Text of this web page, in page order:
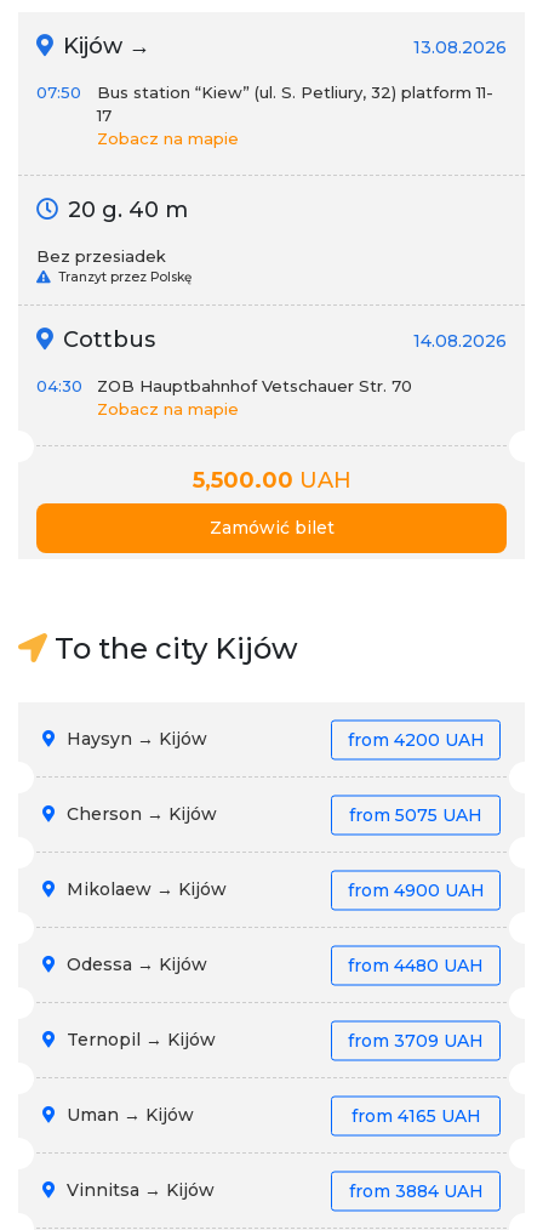
Kijów → 13.08.2026
07:50
Bus station “Kiew” (ul. S. Petliury, 32) platform 11-
17
Zobacz na mapie
20 g. 40 m
Bez przesiadek
Tranzyt przez Polskę
Cottbus 14.08.2026
04:30
ZOB Hauptbahnhof Vetschauer Str. 70
Zobacz na mapie
5,500.00 UAH
Zamówić bilet
To the city Kijów
Haysyn → Kijów from 4200 UAH
Cherson → Kijów from 5075 UAH
Mikolaew → Kijów from 4900 UAH
Odessa → Kijów from 4480 UAH
Ternopil → Kijów from 3709 UAH
Uman → Kijów from 4165 UAH
Vinnitsa → Kijów from 3884 UAH